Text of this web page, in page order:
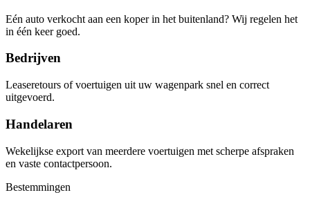
Eén auto verkocht aan een koper in het buitenland? Wij regelen het
in één keer goed.
Bedrijven
Leaseretours of voertuigen uit uw wagenpark snel en correct
uitgevoerd.
Handelaren
Wekelijkse export van meerdere voertuigen met scherpe afspraken
en vaste contactpersoon.
Bestemmingen